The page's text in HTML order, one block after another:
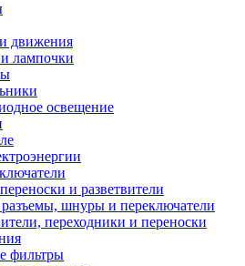
движения
лампочки
освещение
и разветвители
шнуры и переключатели
переходники и переноски
фильтры